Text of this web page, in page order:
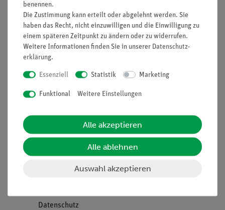
Nach oben
Informationen
Projekte und Lösungen
Stellenangebote
Datenschutz
Service
Beratung & Showroom
Inventarisierungs- &
Einräumservice
Inbetriebnahme & Schulungen
benennen.
Die Zustimmung kann erteilt oder abgelehnt werden. Sie
haben das Recht, nicht einzuwilligen und die Einwilligung zu
einem späteren Zeitpunkt zu ändern oder zu widerrufen.
Weitere Informationen finden Sie in unserer Daten­schutz­
erklärung.
Essenziell Statistik Marketing
Funktional Weitere Einstellungen
Alle akzeptieren
Alle ablehnen
Auswahl akzeptieren